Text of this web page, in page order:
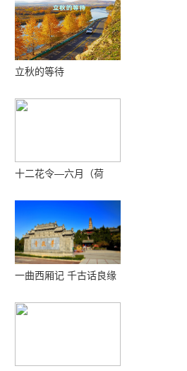
立秋的等待
十二花令—六月（荷
一曲西厢记 千古话良缘